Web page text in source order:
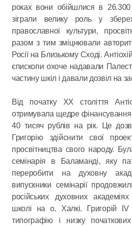
роках вони обійшлися в
зіграли велику роль у
православної культури,
разом з тим зміцнювали
Росії на Близькому Сході.
єпископи охоче надавали
частину шкіл і давали дозвіл на
Від початку ХХ століття
отримувала щедре фінансування
40 тисяч рублів на рік. Це
Григорію здійснити свої
просвітництва свого народу.
семінарія в Баламанді, яку
переробити на духовну
випускники семінарії
російських духовних академіях
школі на о. Халкі. Григорій IV
типографію і низку